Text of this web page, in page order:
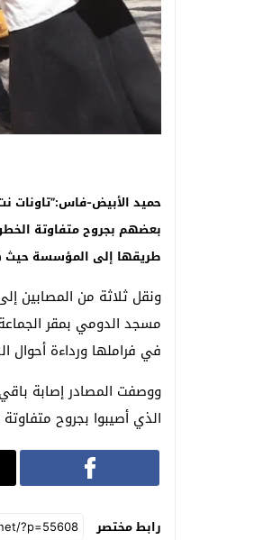
طريقها إلى المؤسسة حيث
ونقل ثلاثة من المصابين
مسجد الدومي بمقر
في فراملها ورداءة أحوال
ووصفت المصادر إصابة
الذي أصيبوا بجروح
رابط مختصر